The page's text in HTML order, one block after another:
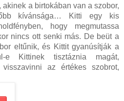
a birtokában van a szobor,
kívánsága… Kitti egy kis
hogy megmutassa
nincs ott senki más. De beüt a
eltűnik, és Kittit gyanúsítják a
e Kittinek tisztáznia magát,
az értékes szobrot,